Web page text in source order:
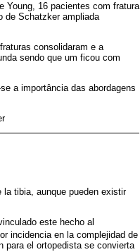
Young, 16 pacientes com fratura
de Schatzker ampliada
consolidaram e a
sendo que um ficou com
a importância das abordagens
tibia, aunque pueden existir
este hecho al
incidencia en la complejidad de
para el ortopedista se convierta